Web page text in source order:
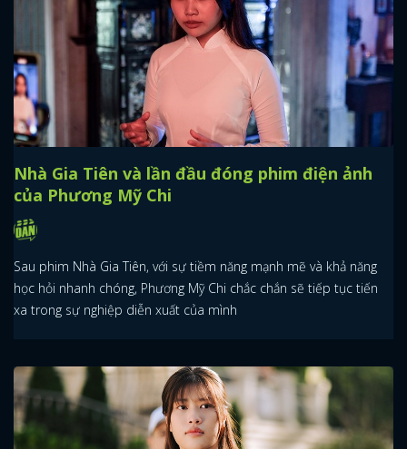
Nhà Gia Tiên và lần đầu đóng phim điện ảnh
của Phương Mỹ Chi
Sau phim Nhà Gia Tiên, với sự tiềm năng mạnh mẽ và khả năng
học hỏi nhanh chóng, Phương Mỹ Chi chắc chắn sẽ tiếp tục tiến
xa trong sự nghiệp diễn xuất của mình